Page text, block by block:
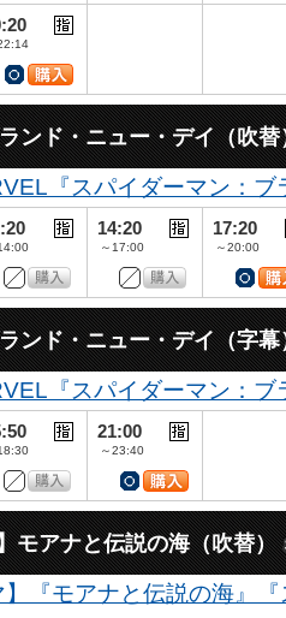
ンド・ニュー・デイ（吹替
『スパイダーマン：
14:20
～17:00
17:20
～20:00
ンド・ニュー・デイ（字幕
『スパイダーマン：
21:00
～23:40
モアナと伝説の海（吹替）
『モアナと伝説の海』